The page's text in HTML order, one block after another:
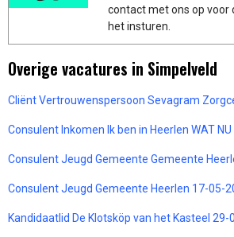
contact met ons op voor
het insturen.
Overige vacatures in Simpelveld
Cliënt Vertrouwenspersoon Sevagram
Consulent Inkomen Ik ben in Heerlen WAT
Consulent Jeugd Gemeente Gemeente
Consulent Jeugd Gemeente Heerlen 17-05-
Kandidaatlid De Klotsköp van het Kasteel 29-